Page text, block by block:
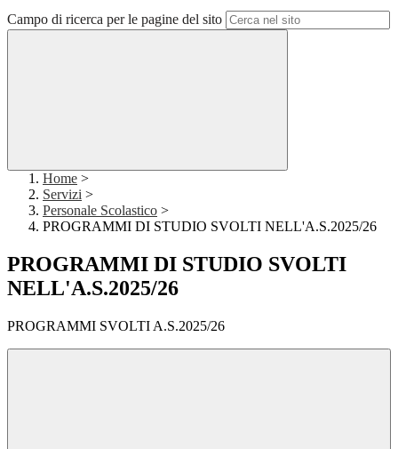
Campo di ricerca per le pagine del sito
Home >
Servizi >
Personale Scolastico >
PROGRAMMI DI STUDIO SVOLTI NELL'A.S.2025/26
PROGRAMMI DI STUDIO SVOLTI
NELL'A.S.2025/26
PROGRAMMI SVOLTI A.S.2025/26